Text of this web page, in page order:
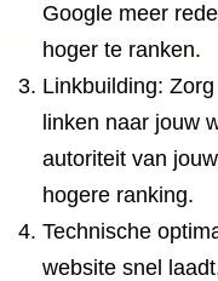
Google meer
hoger te ranken.
Linkbuilding:
linken naar jouw
autoriteit van
hogere ranking.
Technische
website snel